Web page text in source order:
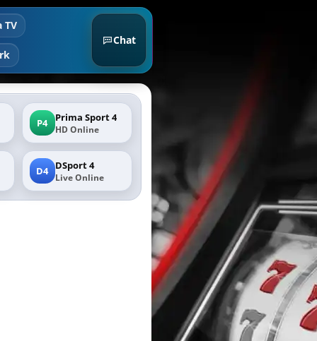
TV
Chat
P4 Prima Sport 4
HD Online
D4 DSport 4
Live Online